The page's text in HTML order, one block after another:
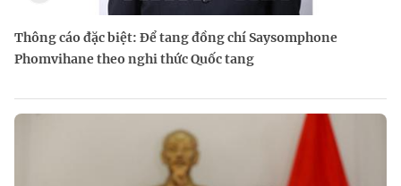
Thông cáo đặc biệt: Để tang đồng chí Saysomphone
Phomvihane theo nghi thức Quốc tang